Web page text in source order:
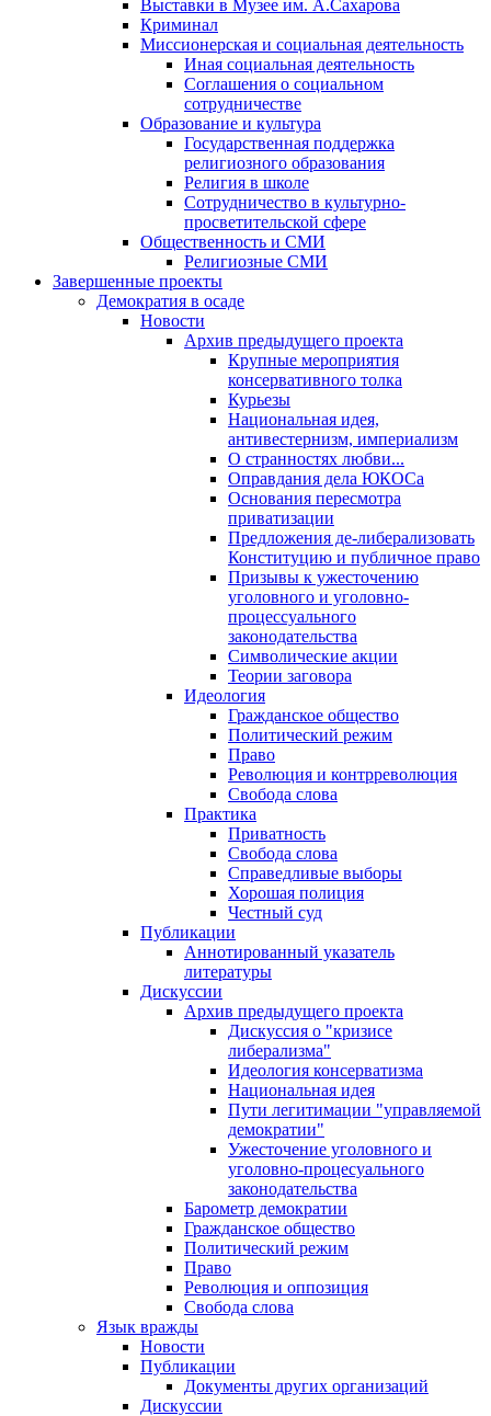
Выставки в Музее им. А.Сахарова
Криминал
Миссионерская и социальная деятельность
Иная социальная деятельность
Соглашения о социальном
сотрудничестве
Образование и культура
Государственная поддержка
религиозного образования
Религия в школе
Сотрудничество в культурно-
просветительской сфере
Общественность и СМИ
Религиозные СМИ
Завершенные проекты
Демократия в осаде
Новости
Архив предыдущего проекта
Крупные мероприятия
консервативного толка
Курьезы
Национальная идея,
антивестернизм, империализм
О странностях любви...
Оправдания дела ЮКОСа
Основания пересмотра
приватизации
Предложения де-либерализовать
Конституцию и публичное право
Призывы к ужесточению
уголовного и уголовно-
процессуального
законодательства
Символические акции
Теории заговора
Идеология
Гражданское общество
Политический режим
Право
Революция и контрреволюция
Свобода слова
Практика
Приватность
Свобода слова
Справедливые выборы
Хорошая полиция
Честный суд
Публикации
Аннотированный указатель
литературы
Дискуссии
Архив предыдущего проекта
Дискуссия о "кризисе
либерализма"
Идеология консерватизма
Национальная идея
Пути легитимации "управляемой
демократии"
Ужесточение уголовного и
уголовно-процесуального
законодательства
Барометр демократии
Гражданское общество
Политический режим
Право
Революция и оппозиция
Свобода слова
Язык вражды
Новости
Публикации
Документы других организаций
Дискуссии